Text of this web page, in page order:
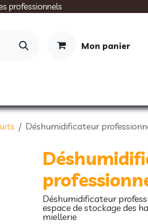
professionnels
Mon panier
Déshumidificateur
Déshumidificateur
espace de stockage des
miellerie